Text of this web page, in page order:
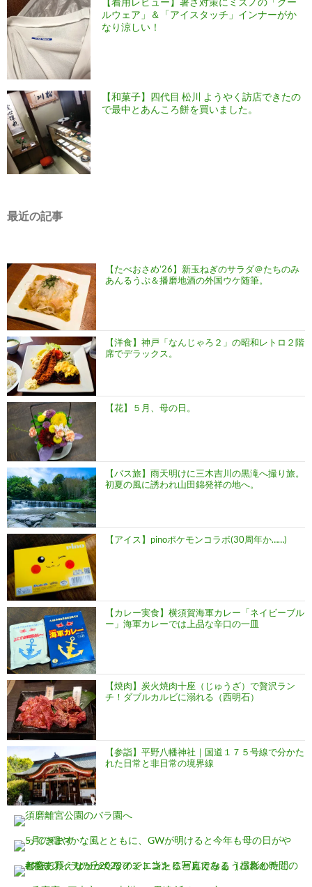
ルウェア」＆「アイスタッチ」インナーがか
なり涼しい！
【和菓子】四代目 松川 ようやく訪店できたの
で最中とあんころ餅を買いました。
最近の記事
【たべおさめ’26】新玉ねぎのサラダ＠たちのみ
あんるうぷ＆播磨地酒の外国ウケ随筆。
【洋食】神戸「なんじゃろ２」の昭和レトロ２階
席でデラックス。
【花】５月、母の日。
【バス旅】雨天明けに三木吉川の黒滝へ撮り旅。
初夏の風に誘われ山田錦発祥の地へ。
【アイス】pinoポケモンコラボ(30周年か……)
【カレー実食】横須賀海軍カレー「ネイビーブル
ー」海軍カレーでは上品な辛口の一皿
【焼肉】炭火焼肉十座（じゅうざ）で贅沢ラン
チ！ダブルカルビに溺れる（西明石）
【参詣】平野八幡神社｜国道１７５号線で分かた
れた日常と非日常の境界線